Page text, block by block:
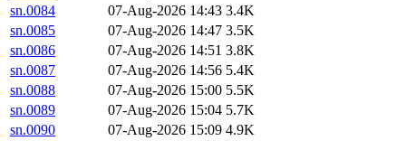
sn.0084
07-Aug-2026 14:43 3.4K
sn.0085
07-Aug-2026 14:47 3.5K
sn.0086
07-Aug-2026 14:51 3.8K
sn.0087
07-Aug-2026 14:56 5.4K
sn.0088
07-Aug-2026 15:00 5.5K
sn.0089
07-Aug-2026 15:04 5.7K
sn.0090
07-Aug-2026 15:09 4.9K